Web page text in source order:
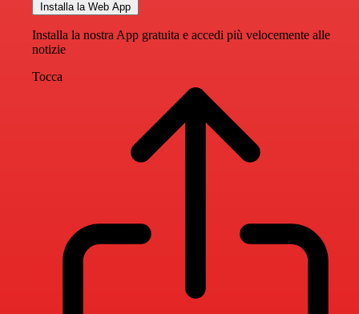
Installa la Web App
Installa la nostra App gratuita e accedi più velocemente alle
notizie
Tocca